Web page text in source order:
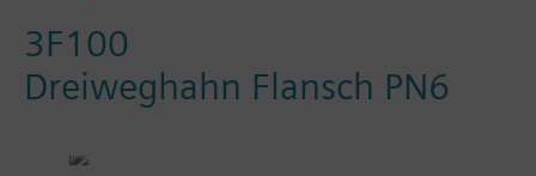
3F100
Dreiweghahn Flansch PN6